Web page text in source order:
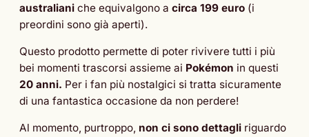
australiani che equivalgono a circa 199 euro (i
preordini sono già aperti).
Questo prodotto permette di poter rivivere tutti i più
bei momenti trascorsi assieme ai Pokémon in questi
20 anni. Per i fan più nostalgici si tratta sicuramente
di una fantastica occasione da non perdere!
Al momento, purtroppo, non ci sono dettagli riguardo